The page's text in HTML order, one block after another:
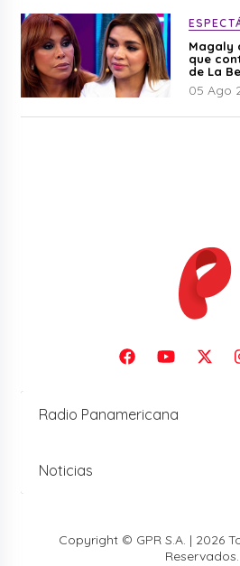
Magaly
que
de La
05 Ago
Radio Panamericana
Noticias
Copyright © GPR S.A. | 2026
Reservados.